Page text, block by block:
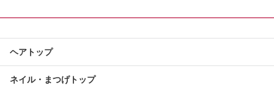
ヘアトップ
ネイル・まつげトップ